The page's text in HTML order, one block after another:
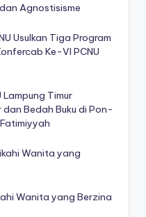
Agnostisisme
Usulkan Tiga Program
Ke-VI PCNU
Lampung Timur
Bedah Buku di Pon-
Wanita yang
Wanita yang Berzina